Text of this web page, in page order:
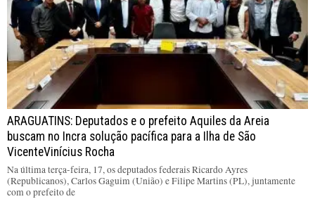
ARAGUATINS: Deputados e o prefeito Aquiles da Areia
buscam no Incra solução pacífica para a Ilha de São
VicenteVinícius Rocha
Na última terça-feira, 17, os deputados federais Ricardo Ayres
(Republicanos), Carlos Gaguim (União) e Filipe Martins (PL), juntamente
com o prefeito de